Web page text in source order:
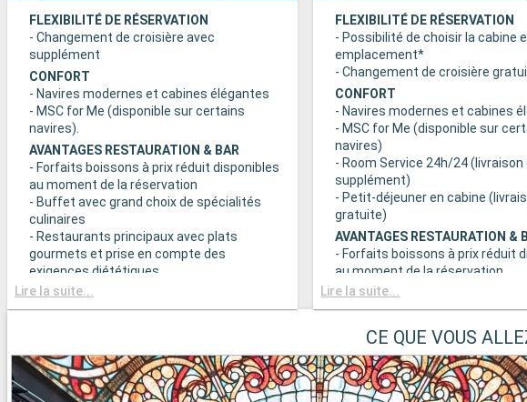
FLEXIBILITÉ DE RÉSERVATION
- Changement de croisière avec
supplément
CONFORT
- Navires modernes et cabines élégantes
- MSC for Me (disponible sur certains
navires).
AVANTAGES RESTAURATION & BAR
- Forfaits boissons à prix réduit disponibles
au moment de la réservation
- Buffet avec grand choix de spécialités
culinaires
- Restaurants principaux avec plats
gourmets et prise en compte des
exigences diététiques
SPORT ET DIVERTISSEMENTS
- Programme varié de spectacles de style
- Equipements sportifs de plein-air
- Salle de sport équipée avec vue
panoramique
Lire la suite...
FLEXIBILITÉ DE RÉSERVATION
- Possibilité de choisir la cabine
emplacement*
- Changement de croisière
CONFORT
- Navires modernes et cabines
- MSC for Me (disponible sur
navires)
- Room Service 24h/24 (livraison
supplément)
- Petit-déjeuner en cabine
gratuite)
AVANTAGES RESTAURATION &
- Forfaits boissons à prix réduit
au moment de la réservation
- Buffet avec grand choix de
gourmets et prise en compte
exigences diététiques
- Choix de la tranche horaire du
réserve de disponibilité)
Lire la suite...
CE QUE VOUS